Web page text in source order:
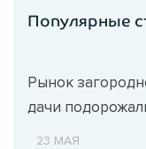
Популярные
Рынок
дачи
23 МАЯ